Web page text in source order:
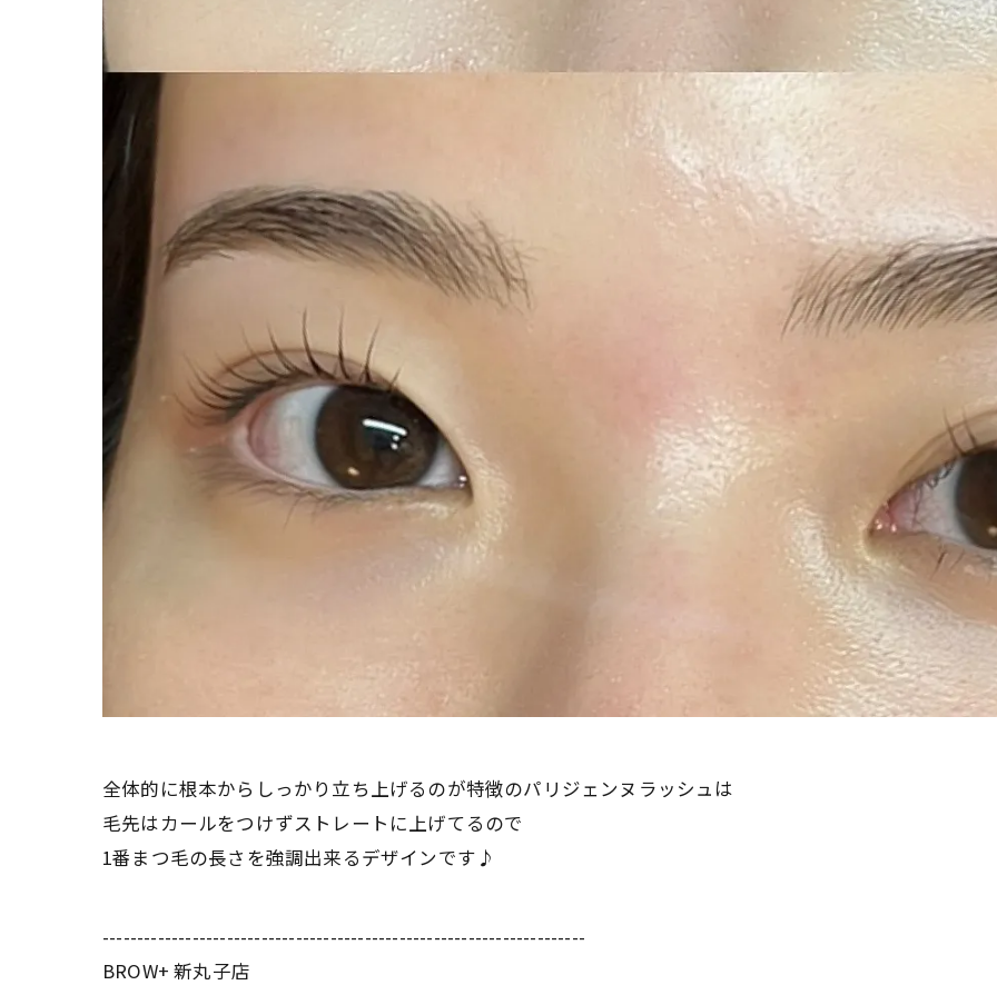
全体的に根本からしっかり立ち上げるのが特徴のパリジェンヌラッシュは
毛先はカールをつけずストレートに上げてるので
1番まつ毛の長さを強調出来るデザインです♪
----------------------------------------------------------------------
BROW+ 新丸子店